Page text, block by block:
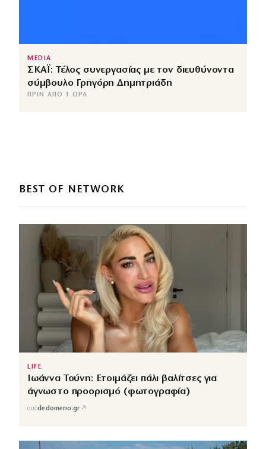
MEDIA
ΣΚΑΪ: Τέλος συνεργασίας με τον διευθύνοντα
σύμβουλο Γρηγόρη Δημητριάδη
ΠΡΙΝ ΑΠΌ 1 ΏΡΑ
BEST OF NETWORK
LIFE
Ιωάννα Τούνη: Ετοιμάζει πάλι βαλίτσες για
άγνωστο προορισμό (φωτογραφία)
απόdedomeno.gr ↗